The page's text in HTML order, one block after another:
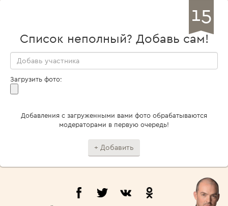
15
Список неполный? Добавь сам!
Загрузить фото:
Добавления с загруженными вами фото обрабатываются
модераторами в первую очередь!